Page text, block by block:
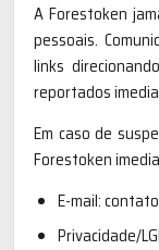
A Forestoken
pessoais.
links
reportados
Em caso de
Forestoken
E-mail:
Privacidade/